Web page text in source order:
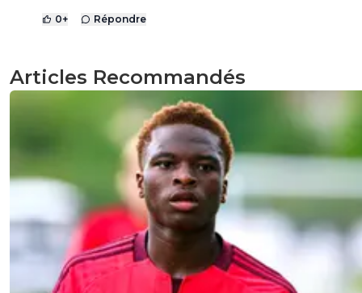
0+ Répondre
Articles Recommandés